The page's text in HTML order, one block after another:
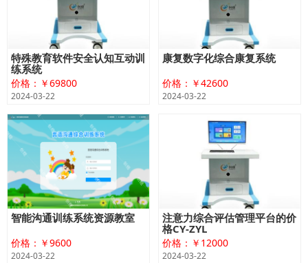
特殊教育软件安全认知互动训
练系统
价格：￥69800
2024-03-22
康复数字化综合康复系统
价格：￥42600
2024-03-22
智能沟通训练系统资源教室
价格：￥9600
2024-03-22
注意力综合评估管理平台的价
格CY-ZYL
价格：￥12000
2024-03-22